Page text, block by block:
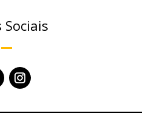
Sociais